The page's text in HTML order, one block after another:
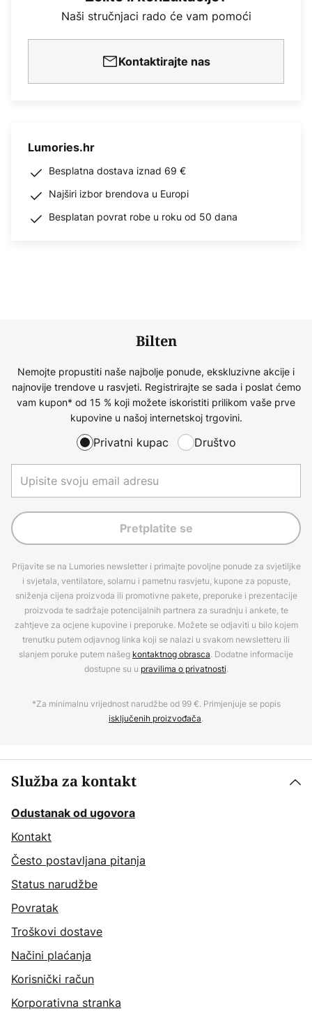
Naši stručnjaci rado će vam pomoći
Kontaktirajte nas
Lumories.hr
Besplatna dostava iznad 69 €
Najširi izbor brendova u Europi
Besplatan povrat robe u roku od 50 dana
Bilten
Nemojte propustiti naše najbolje ponude, ekskluzivne akcije i
najnovije trendove u rasvjeti. Registrirajte se sada i poslat ćemo
vam kupon* od 15 % koji možete iskoristiti prilikom vaše prve
kupovine u našoj internetskoj trgovini.
Privatni kupac Društvo
Pretplatite se
Prijavite se na Lumories newsletter i primajte povoljne ponude za svjetiljke
i svjetala, ventilatore, solarnu i pametnu rasvjetu, kupone za popuste,
sniženja cijena proizvoda ili promotivne pakete, preporuke i prezentacije
proizvoda te sadržaje potencijalnih partnera za suradnju i ankete, te
zahtjeve za ocjene kupovine i preporuke. Možete se odjaviti u bilo kojem
trenutku putem odjavnog linka koji se nalazi u svakom newsletteru ili
slanjem poruke putem našeg kontaktnog obrasca. Dodatne informacije
dostupne su u pravilima o privatnosti.
*Za minimalnu vrijednost narudžbe od 99 €. Primjenjuje se popis
isključenih proizvođača.
Služba za kontakt
Odustanak od ugovora
Kontakt
Često postavljana pitanja
Status narudžbe
Povratak
Troškovi dostave
Načini plaćanja
Korisnički račun
Korporativna stranka